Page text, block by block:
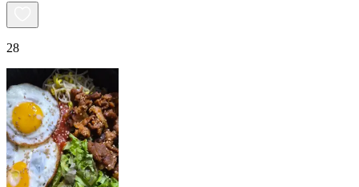
28